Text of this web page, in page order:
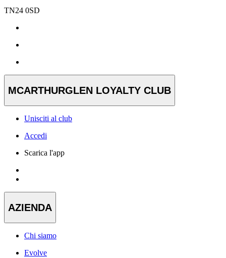
TN24 0SD
MCARTHURGLEN LOYALTY CLUB
Unisciti al club
Accedi
Scarica l'app
AZIENDA
Chi siamo
Evolve